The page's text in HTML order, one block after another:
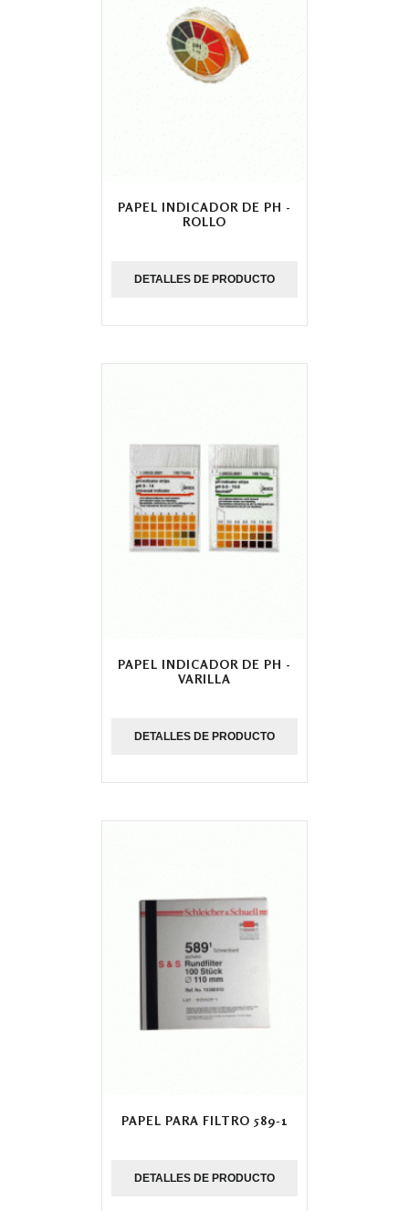
PAPEL INDICADOR DE PH -
ROLLO
DETALLES DE PRODUCTO
PAPEL INDICADOR DE PH -
VARILLA
DETALLES DE PRODUCTO
PAPEL PARA FILTRO 589-1
DETALLES DE PRODUCTO